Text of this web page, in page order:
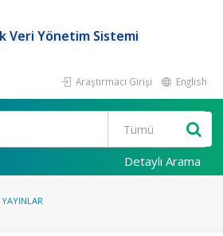
Veri Yönetim Sistemi
Araştırmacı Girişi English
Detaylı Arama